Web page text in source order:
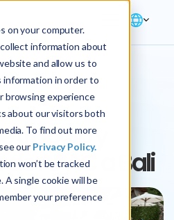
on your computer.
information about
and allow us to
information in order to
browsing experience
about our visitors both
To find out more
our Privacy Policy.
won’t be tracked
single cookie will be
your preference
trabajo y
APAC a Bali